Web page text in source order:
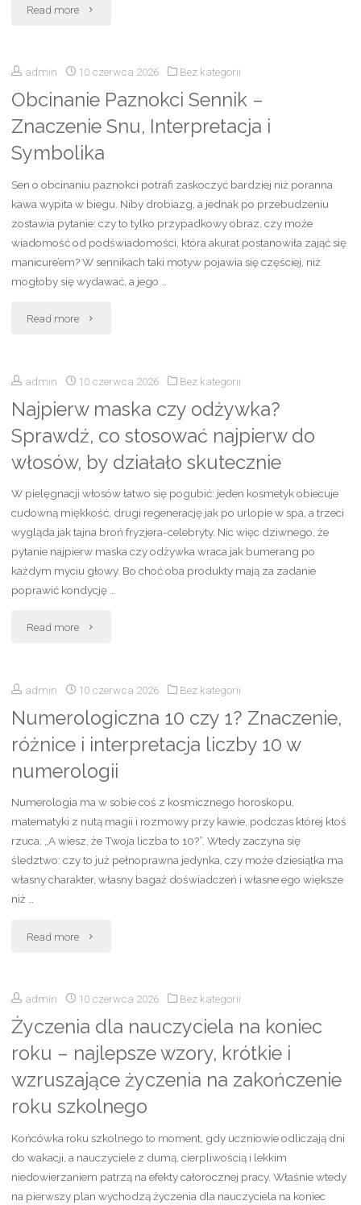
Read more "Wyciskanie
nad
głowę
–
efekty,
najczęstsze
błędy
admin 10 czerwca 2026 Bez kategorii
Obcinanie Paznokci Sennik –
Znaczenie Snu, Interpretacja i
Symbolika
Sen o obcinaniu paznokci potrafi zaskoczyć bardziej niż poranna
kawa wypita w biegu. Niby drobiazg, a jednak po przebudzeniu
zostawia pytanie: czy to tylko przypadkowy obraz, czy może
wiadomość od podświadomości, która akurat postanowiła zająć się
manicure’em? W sennikach taki motyw pojawia się częściej, niż
mogłoby się wydawać, a jego …
Read more "Obcinanie
Sennik
–
Znaczenie
Interpretacja
Symbolika"
admin 10 czerwca 2026 Bez kategorii
Najpierw maska czy odżywka?
Sprawdź, co stosować najpierw do
włosów, by działało skutecznie
W pielęgnacji włosów łatwo się pogubić: jeden kosmetyk obiecuje
cudowną miękkość, drugi regenerację jak po urlopie w spa, a trzeci
wygląda jak tajna broń fryzjera-celebryty. Nic więc dziwnego, że
pytanie najpierw maska czy odżywka wraca jak bumerang po
każdym myciu głowy. Bo choć oba produkty mają za zadanie
poprawić kondycję …
Read more "Najpierw
czy
odżywka?
Sprawdź,
stosować
do
admin 10 czerwca 2026 Bez kategorii
Numerologiczna 10 czy 1? Znaczenie,
różnice i interpretacja liczby 10 w
numerologii
Numerologia ma w sobie coś z kosmicznego horoskopu,
matematyki z nutą magii i rozmowy przy kawie, podczas której ktoś
rzuca: „A wiesz, że Twoja liczba to 10?”. Wtedy zaczyna się
śledztwo: czy to już pełnoprawna jedynka, czy może dziesiątka ma
własny charakter, własny bagaż doświadczeń i własne ego większe
niż …
Read more "Numerologiczna
czy
1?
Znaczenie,
różnice
interpretacja
liczby
admin 10 czerwca 2026 Bez kategorii
Życzenia dla nauczyciela na koniec
roku – najlepsze wzory, krótkie i
wzruszające życzenia na zakończenie
roku szkolnego
Końcówka roku szkolnego to moment, gdy uczniowie odliczają dni
do wakacji, a nauczyciele z dumą, cierpliwością i lekkim
niedowierzaniem patrzą na efekty całorocznej pracy. Właśnie wtedy
na pierwszy plan wychodzą życzenia dla nauczyciela na koniec